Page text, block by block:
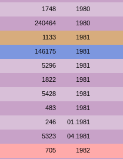
1748 1980
240464 1980
1133 1981
146175 1981
5296 1981
1822 1981
5428 1981
483 1981
246 01.1981
5323 04.1981
705 1982